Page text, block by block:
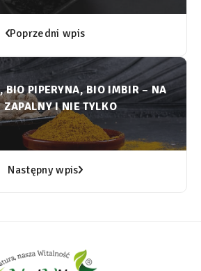
Poprzedni wpis
BIO PIPERYNA, BIO IMBIR – NA
ZAPALNY I NIE TYLKO
Następny wpis